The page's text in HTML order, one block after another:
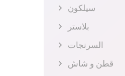
سيلكون
بلاستر
السرنجات
قطن و شاش